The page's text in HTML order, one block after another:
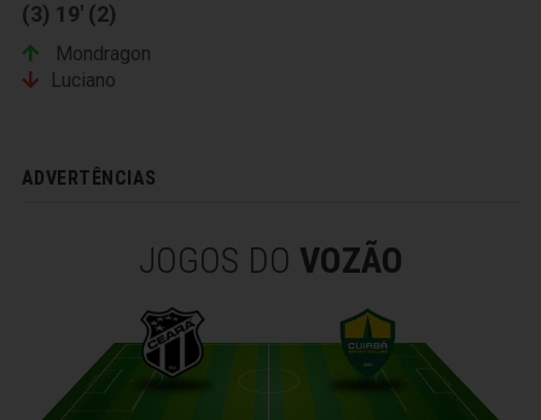
(3) 19' (2)
Mondragon
Luciano
ADVERTÊNCIAS
JOGOS DO VOZÃO